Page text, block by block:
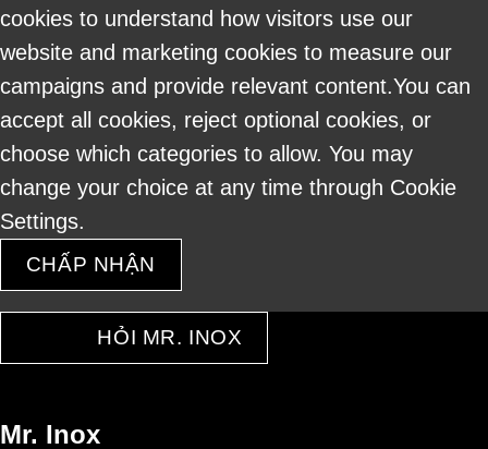
cookies to understand how visitors use our
website and marketing cookies to measure our
campaigns and provide relevant content.You can
accept all cookies, reject optional cookies, or
choose which categories to allow. You may
change your choice at any time through Cookie
Settings.
CHẤP NHẬN
HỎI MR. INOX
Mr. Inox